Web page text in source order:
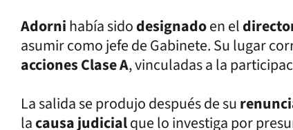
Adornihabía sidodesignadoen el
asumir como jefe de Gabinete. Su lugar
acciones Clase A, vinculadas a la
La salida se produjo después de su
lacausa judicialque lo investiga por